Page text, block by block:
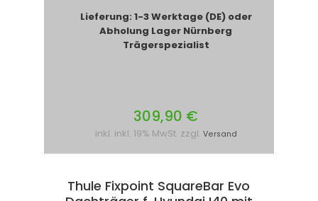
Lieferung: 1-3 Werktage (DE) oder
Abholung Lager Nürnberg
Trägerspezialist
309,90 €
inkl. inkl. 19% MwSt. zzgl. Versand
Thule Fixpoint SquareBar Evo